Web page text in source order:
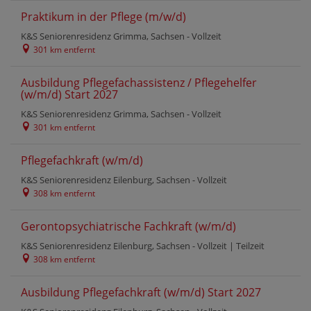
Praktikum in der Pflege (m/w/d)
K&S Seniorenresidenz Grimma, Sachsen -Vollzeit
301 km entfernt
Ausbildung Pflegefachassistenz / Pflegehelfer
(w/m/d) Start 2027
K&S Seniorenresidenz Grimma, Sachsen -Vollzeit
301 km entfernt
Pflegefachkraft (w/m/d)
K&S Seniorenresidenz Eilenburg, Sachsen -Vollzeit
308 km entfernt
Gerontopsychiatrische Fachkraft (w/m/d)
K&S Seniorenresidenz Eilenburg, Sachsen -Vollzeit | Teilzeit
308 km entfernt
Ausbildung Pflegefachkraft (w/m/d) Start 2027